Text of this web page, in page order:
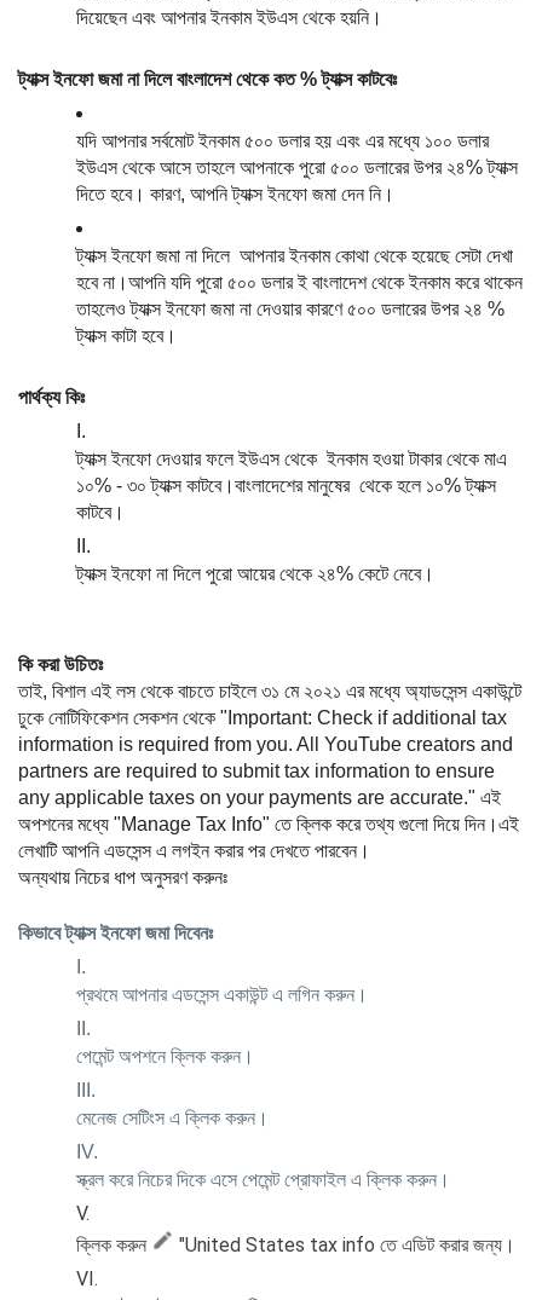
দিয়েছেন এবং আপনার ইনকাম ইউএস থেকে হয়নি।
ট্যাক্স ইনফো জমা না দিলে বাংলাদেশ থেকে কত % ট্যাক্স কাটবেঃ
যদি আপনার সর্বমোট ইনকাম ৫০০ ডলার হয় এবং এর মধ্যে ১০০ ডলার
ইউএস থেকে আসে তাহলে আপনাকে পুরো ৫০০ ডলারের উপর ২৪% ট্যাক্স
দিতে হবে। কারণ, আপনি ট্যাক্স ইনফো জমা দেন নি।
ট্যাক্স ইনফো জমা না দিলে  আপনার ইনকাম কোথা থেকে হয়েছে সেটা দেখা
হবে না।আপনি যদি পুরো ৫০০ ডলার ই বাংলাদেশ থেকে ইনকাম করে থাকেন
তাহলেও ট্যাক্স ইনফো জমা না দেওয়ার কারণে ৫০০ ডলারের উপর ২৪ %
ট্যাক্স কাটা হবে।
পার্থক্য কিঃ
ট্যাক্স ইনফো দেওয়ার ফলে ইউএস থেকে  ইনকাম হওয়া টাকার থেকে মাএ
১০% - ৩০ ট্যাক্স কাটবে।বাংলাদেশের মানুষের  থেকে হলে ১০% ট্যাক্স
কাটবে।
ট্যাক্স ইনফো না দিলে পুরো আয়ের থেকে ২৪% কেটে নেবে।
কি করা উচিতঃ
তাই, বিশাল এই লস থেকে বাচতে চাইলে ৩১ মে ২০২১ এর মধ্যে অ্যাডসেন্স একাউন্টে
ঢুকে নোটিফিকেশন সেকশন থেকে "Important: Check if additional tax
information is required from you. All YouTube creators and
partners are required to submit tax information to ensure
any applicable taxes on your payments are accurate." এই
অপশনের মধ্যে "Manage Tax Info" তে ক্লিক করে তথ্য গুলো দিয়ে দিন।এই
লেখাটি আপনি এডসেন্স এ লগইন করার পর দেখতে পারবেন।
অন্যথায় নিচের ধাপ অনুসরণ করুনঃ
কিভাবে ট্যাক্স ইনফো জমা দিবেনঃ
প্রথমে আপনার এডসেন্স একাউন্ট এ লগিন করুন।
পেমেন্ট অপশনে ক্লিক করুন।
মেনেজ সেটিংস এ ক্লিক করুন।
স্ক্রল করে নিচের দিকে এসে পেমেন্ট প্রোফাইল এ ক্লিক করুন।
ক্লিক করুন "United States tax info তে এডিট করার জন্য।